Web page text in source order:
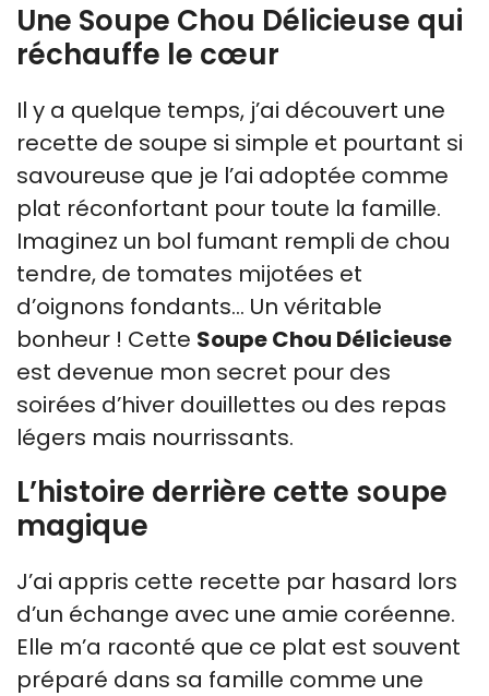
Une Soupe Chou Délicieuse qui
réchauffe le cœur
Il y a quelque temps, j’ai découvert une
recette de soupe si simple et pourtant si
savoureuse que je l’ai adoptée comme
plat réconfortant pour toute la famille.
Imaginez un bol fumant rempli de chou
tendre, de tomates mijotées et
d’oignons fondants… Un véritable
bonheur ! Cette Soupe Chou Délicieuse
est devenue mon secret pour des
soirées d’hiver douillettes ou des repas
légers mais nourrissants.
L’histoire derrière cette soupe
magique
J’ai appris cette recette par hasard lors
d’un échange avec une amie coréenne.
Elle m’a raconté que ce plat est souvent
préparé dans sa famille comme une